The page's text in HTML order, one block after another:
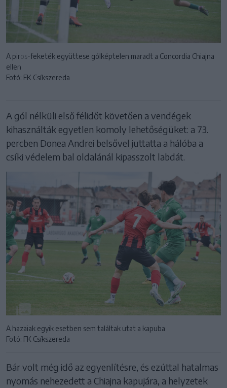
A piros-feketék együttese gólképtelen maradt a Concordia Chiajna
ellen
Fotó: FK Csíkszereda
A gól nélküli első félidőt követően a vendégek
kihasználták egyetlen komoly lehetőségüket: a 73.
percben Donea Andrei belsővel juttatta a hálóba a
csíki védelem bal oldalánál kipasszolt labdát.
A hazaiak egyik esetben sem találtak utat a kapuba
Fotó: FK Csíkszereda
Bár volt még idő az egyenlítésre, és ezúttal hatalmas
nyomás nehezedett a Chiajna kapujára, a helyzetek